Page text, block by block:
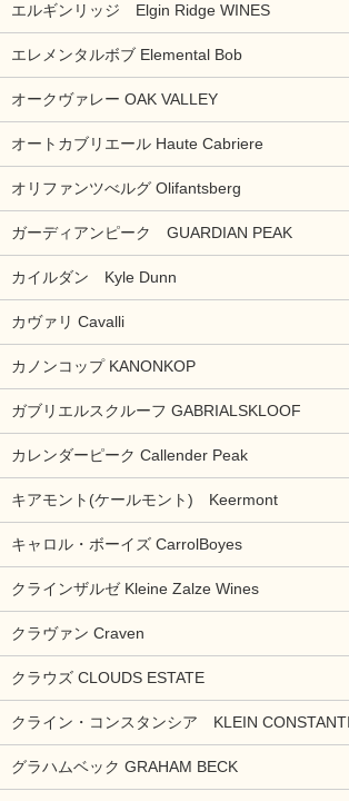
エルギンリッジ Elgin Ridge WINES
エレメンタルボブ Elemental Bob
オークヴァレー OAK VALLEY
オートカブリエール Haute Cabriere
オリファンツべルグ Olifantsberg
ガーディアンピーク GUARDIAN PEAK
カイルダン Kyle Dunn
カヴァリ Cavalli
カノンコップ KANONKOP
ガブリエルスクルーフ GABRIALSKLOOF
カレンダーピーク Callender Peak
キアモント(ケールモント) Keermont
キャロル・ボーイズ CarrolBoyes
クラインザルゼ Kleine Zalze Wines
クラヴァン Craven
クラウズ CLOUDS ESTATE
クライン・コンスタンシア KLEIN
グラハムベック GRAHAM BECK